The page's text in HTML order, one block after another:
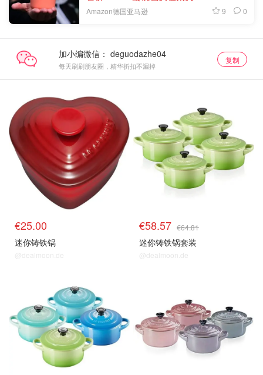
Amazon德国亚马逊 9 0
加小编微信：
每天刷刷朋友圈，精华折扣不漏掉
复制
€25.00
迷你铸铁锅
@dealmoon.de
€58.57 €64.81
迷你铸铁锅套装
@dealmoon.de